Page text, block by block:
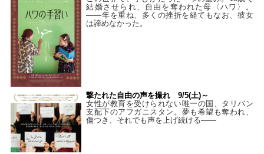
結婚させられ、自由を奪われた母〈ハワ〉。
——年を重ね、多くの挫折を経てもなお、彼女
は諦めなかった。
撃たれた自由の声を撮れ 9/5(土)～
女性が教育を受けられない唯一の国、タリバン
支配下のアフガニスタン。夢も希望も奪われ、
傷つき、それでも声を上げ続ける——